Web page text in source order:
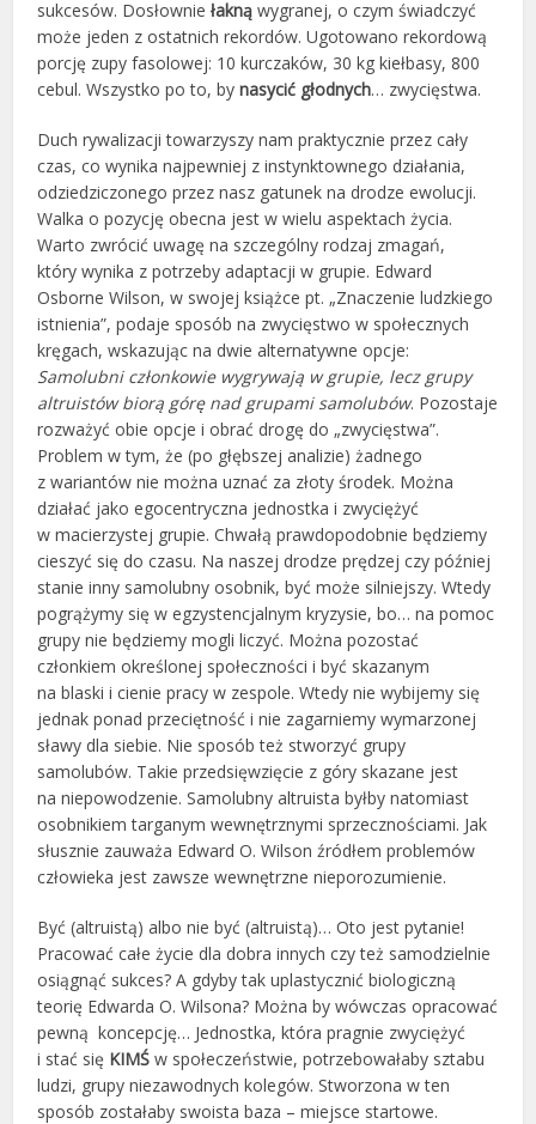
sukcesów. Dosłowniełaknąwygranej, o czym świadczyć
może jeden z ostatnich rekordów. Ugotowano rekordową
porcję zupy fasolowej: 10 kurczaków, 30 kg kiełbasy, 800
cebul. Wszystko po to, bynasycić głodnych… zwycięstwa.
Duch rywalizacji towarzyszy nam praktycznie przez cały
czas, co wynika najpewniej z instynktownego działania,
odziedziczonego przez nasz gatunek na drodze ewolucji.
Walka o pozycję obecna jest w wielu aspektach życia.
Warto zwrócić uwagę na szczególny rodzaj zmagań,
który wynika z potrzeby adaptacji w grupie. Edward
Osborne Wilson, w swojej książce pt. „Znaczenie ludzkiego
istnienia”, podaje sposób na zwycięstwo w społecznych
kręgach, wskazując na dwie alternatywne opcje:
Samolubni członkowie wygrywają w grupie, lecz grupy
altruistów biorą górę nad grupami samolubów. Pozostaje
rozważyć obie opcje i obrać drogę do „zwycięstwa”.
Problem w tym, że (po głębszej analizie) żadnego
z wariantów nie można uznać za złoty środek. Można
działać jako egocentryczna jednostka i zwyciężyć
w macierzystej grupie. Chwałą prawdopodobnie będziemy
cieszyć się do czasu. Na naszej drodze prędzej czy później
stanie inny samolubny osobnik, być może silniejszy. Wtedy
pogrążymy się w egzystencjalnym kryzysie, bo… na pomoc
grupy nie będziemy mogli liczyć. Można pozostać
członkiem określonej społeczności i być skazanym
na blaski i cienie pracy w zespole. Wtedy nie wybijemy się
jednak ponad przeciętność i nie zagarniemy wymarzonej
sławy dla siebie. Nie sposób też stworzyć grupy
samolubów. Takie przedsięwzięcie z góry skazane jest
na niepowodzenie. Samolubny altruista byłby natomiast
osobnikiem targanym wewnętrznymi sprzecznościami. Jak
słusznie zauważa Edward O. Wilson źródłem problemów
człowieka jest zawsze wewnętrzne nieporozumienie.
Być (altruistą) albo nie być (altruistą)… Oto jest pytanie!
Pracować całe życie dla dobra innych czy też samodzielnie
osiągnąć sukces? A gdyby tak uplastycznić biologiczną
teorię Edwarda O. Wilsona? Można by wówczas opracować
pewną koncepcję… Jednostka, która pragnie zwyciężyć
i stać się KIMŚ w społeczeństwie, potrzebowałaby sztabu
ludzi, grupy niezawodnych kolegów. Stworzona w ten
sposób zostałaby swoista baza – miejsce startowe.